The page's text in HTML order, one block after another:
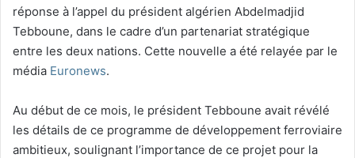
réponse à l’appel du président algérien Abdelmadjid
Tebboune, dans le cadre d’un partenariat stratégique
entre les deux nations. Cette nouvelle a été relayée par le
média Euronews.
Au début de ce mois, le président Tebboune avait révélé
les détails de ce programme de développement ferroviaire
ambitieux, soulignant l’importance de ce projet pour la